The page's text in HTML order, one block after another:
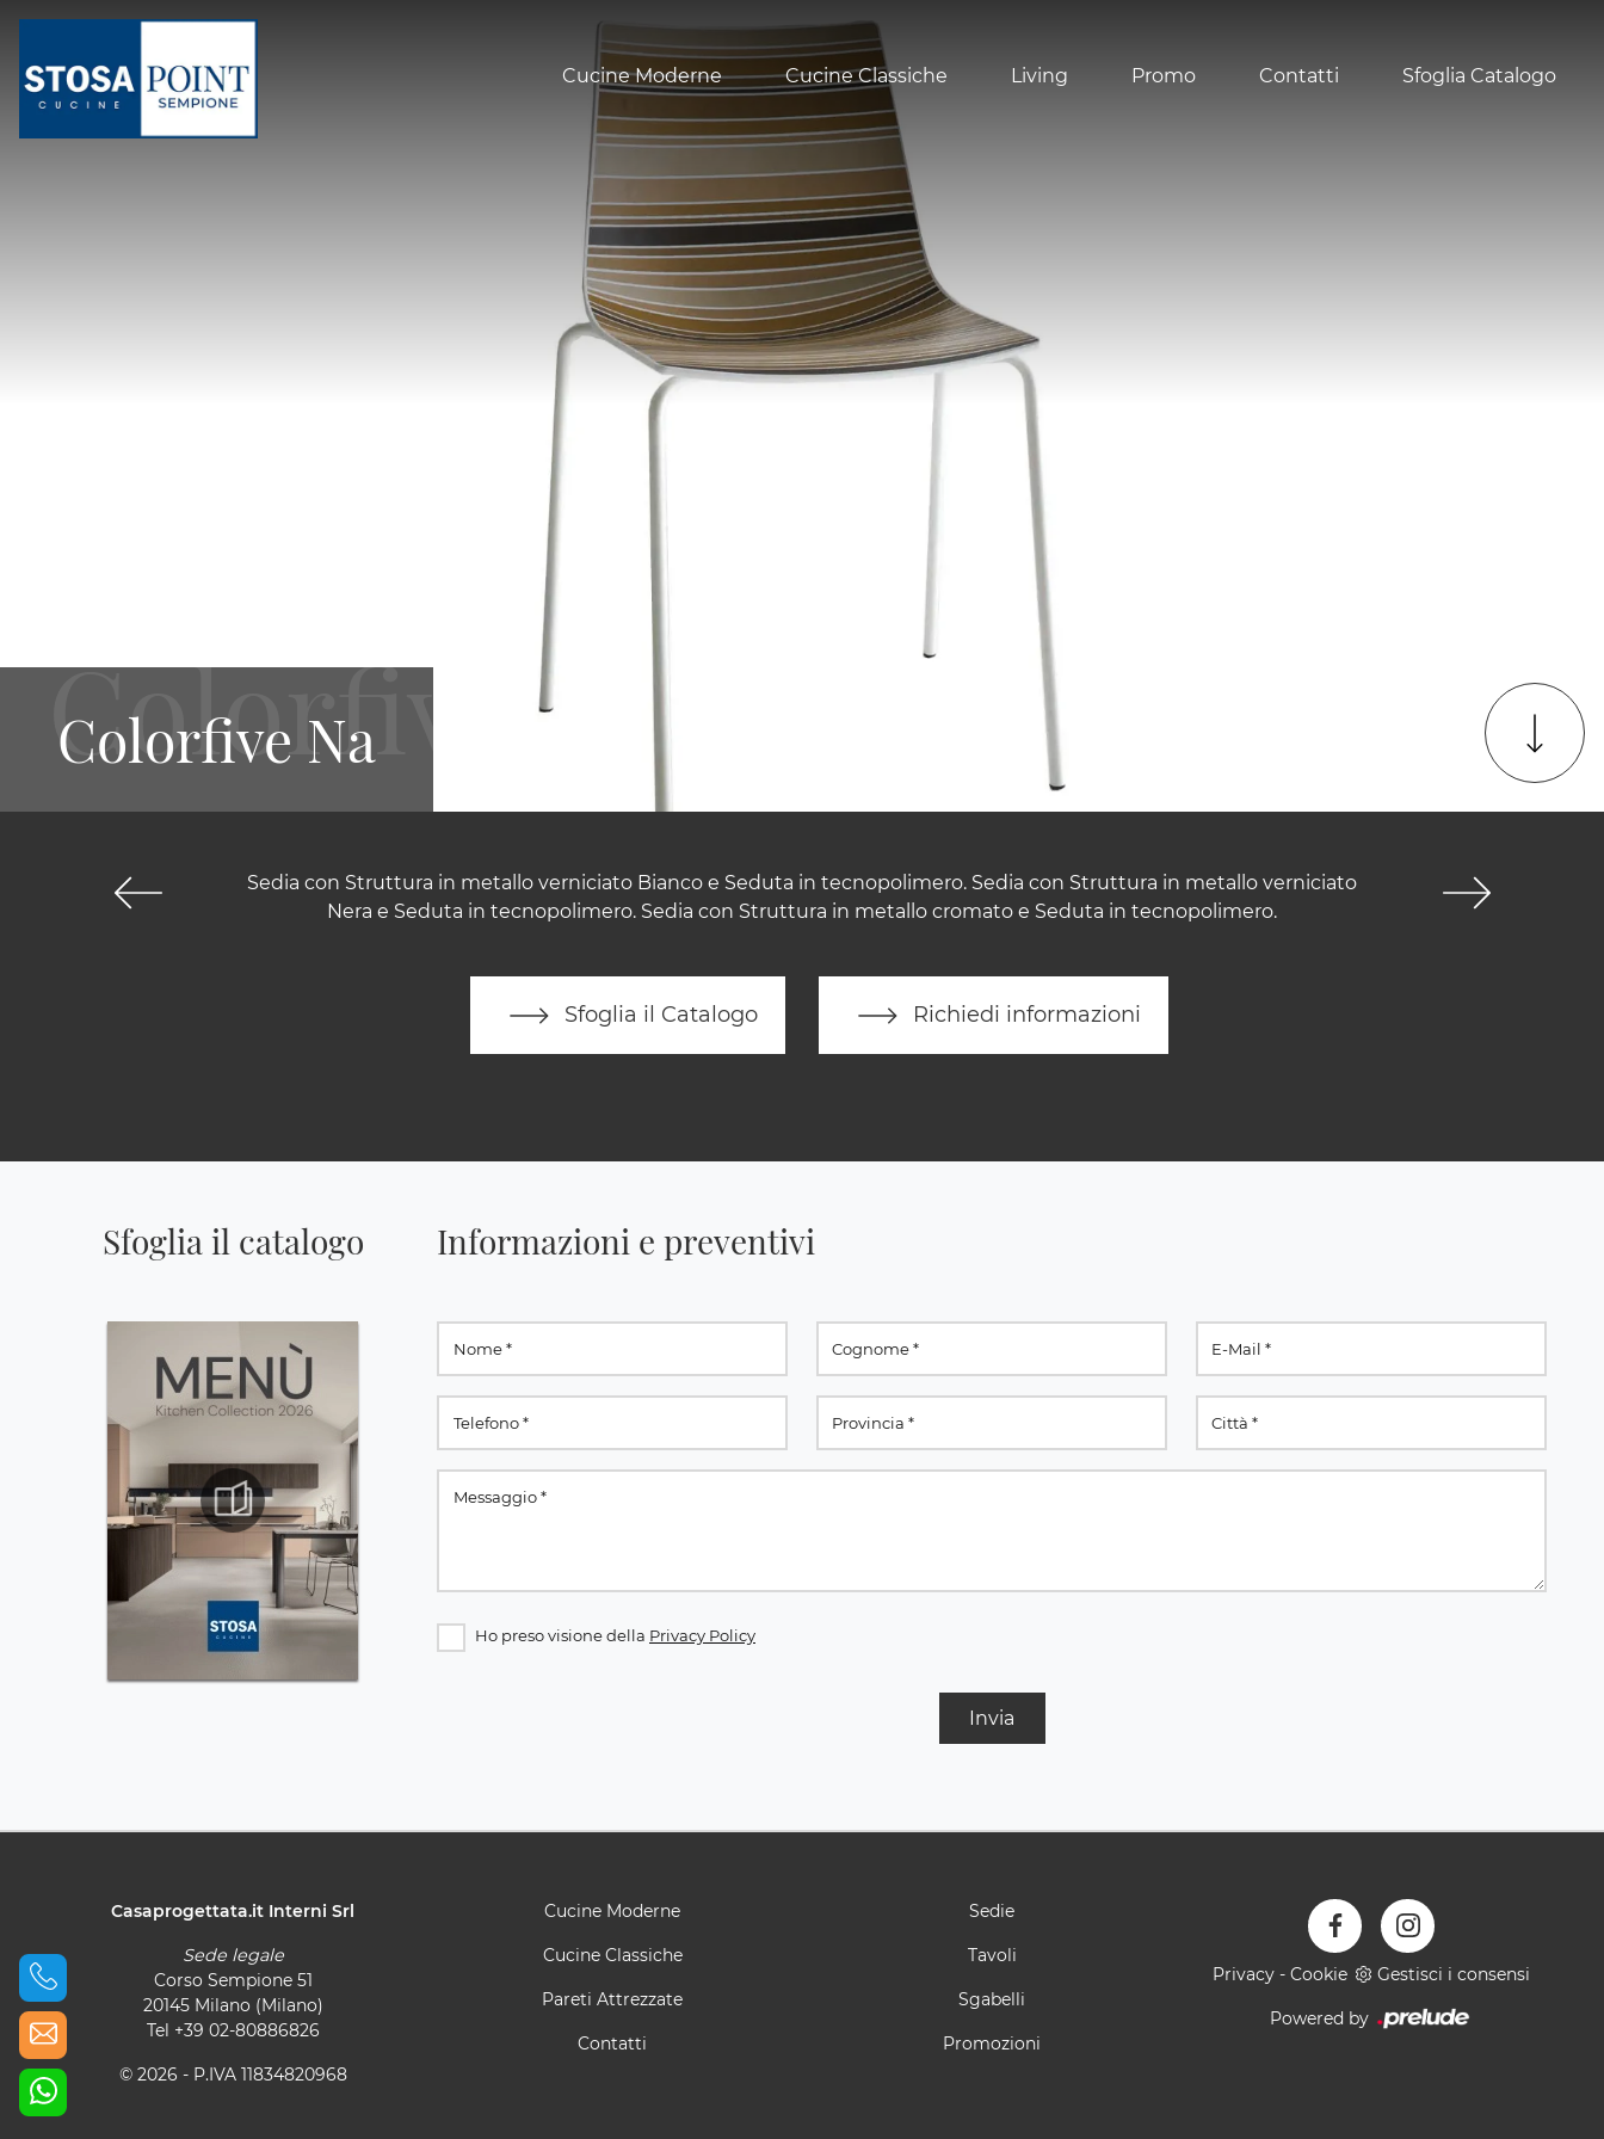
Cucine Moderne Cucine Classiche Living Promo Contatti Sfoglia Catalogo
Sedia con Struttura in metallo verniciato Bianco e Seduta in tecnopolimero. Sedia con Struttura in metallo verniciato
Nera e Seduta in tecnopolimero. Sedia con Struttura in metallo cromato e Seduta in tecnopolimero.
Sfoglia il Catalogo Richiedi informazioni
Colorfive Na
Sfoglia il catalogo Informazioni e preventivi
Ho preso visione della Privacy Policy
Invia
Casaprogettata.it Interni Srl
Sede legale
Corso Sempione 51
20145 Milano (Milano)
Tel +39 02-80886826
© 2026 - P.IVA 11834820968
Cucine Moderne
Cucine Classiche
Pareti Attrezzate
Contatti
Sedie
Tavoli
Sgabelli
Promozioni
Privacy - Cookie Gestisci i consensi
Powered by